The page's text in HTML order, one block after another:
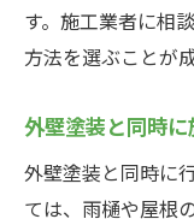
す。施工業者に相
方法を選ぶことが
外壁塗装と同時
外壁塗装と同時に
ては、雨樋や屋根